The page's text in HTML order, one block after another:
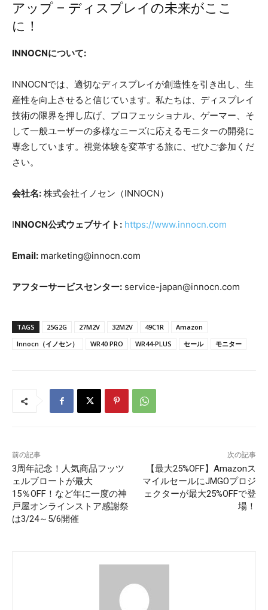
アップ – ディスプレイの未来がここ
に！
INNOCNについて:
INNOCNでは、適切なディスプレイが創造性を引き出し、生
産性を向上させると信じています。私たちは、ディスプレイ
技術の限界を押し広げ、プロフェッショナル、ゲーマー、そ
して一般ユーザーの多様なニーズに応えるモニターの開発に
専念しています。視覚体験を変革する旅に、ぜひご参加くだ
さい。
会社名: 株式会社イノセン（INNOCN）
INNOCN公式ウェブサイト: https://www.innocn.com
Email: marketing@innocn.com
アフターサービスセンター: service-japan@innocn.com
TAGS 25G2G 27M2V 32M2V 49C1R
Amazon
Innocn（イノセン）
WR40 PRO WR44-PLUS セール モニター
前の記事
3周年記念！人気商品フッツ
ェルブロートが最大
15％OFF！など年に一度の神
戸屋オンラインストア感謝祭
は3/24～5/6開催
次の記事
【最大25%OFF】Amazonス
マイルセールにJMGOプロジ
ェクターが最大25%OFFで登
場！